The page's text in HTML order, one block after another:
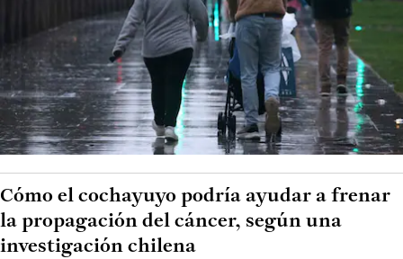
Cómo el cochayuyo podría ayudar a frenar
la propagación del cáncer, según una
investigación chilena